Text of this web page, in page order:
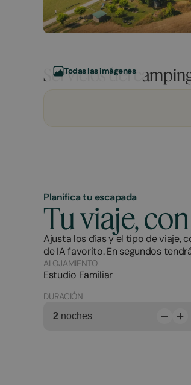
Todas las imágenes
Servicios del
Planifica tu escapada
Tu viaje,
Ajusta los días y el tipo de viaje,
de IA favorito. En segundos
ALOJAMIENTO
Estudio Familiar
DURACIÓN
2 noches